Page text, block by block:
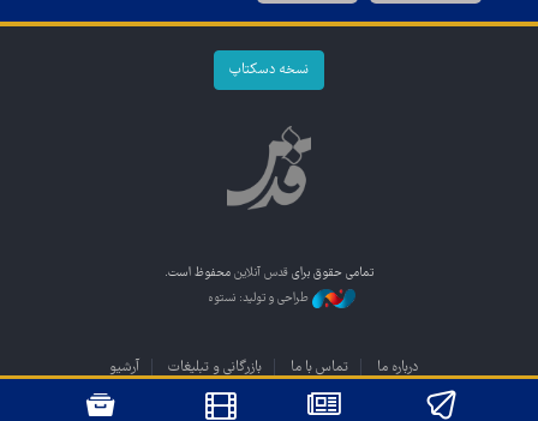
نسخه دسکتاپ
تمامی حقوق برای قدس آنلاین محفوظ است.
طراحی و تولید: نستوه
درباره ما تماس با ما بازرگانی و تبلیغات آرشیو